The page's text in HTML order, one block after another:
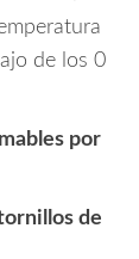
de los 0
por
de